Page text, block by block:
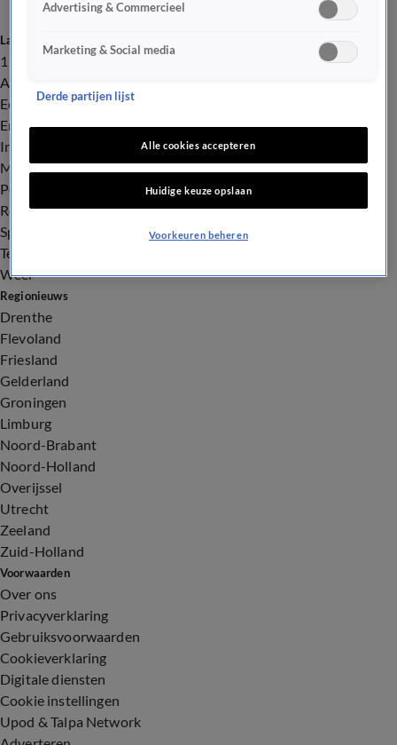
Laatste nieuws
112
Advies & Tips
Economie
Entertainment
Infrastructuur
Milieu en Gezondheid
Politiek
Royalty
Sport
Tech
Weer
Regionieuws
Drenthe
Flevoland
Friesland
Gelderland
Groningen
Limburg
Noord-Brabant
Noord-Holland
Overijssel
Utrecht
Zeeland
Zuid-Holland
Voorwaarden
Over ons
Privacyverklaring
Gebruiksvoorwaarden
Cookieverklaring
Digitale diensten
Cookie instellingen
Upod & Talpa Network
Advertising & Commercieel
Marketing & Social media
Derde partijen lijst
Alle cookies accepteren
Huidige keuze opslaan
Voorkeuren beheren